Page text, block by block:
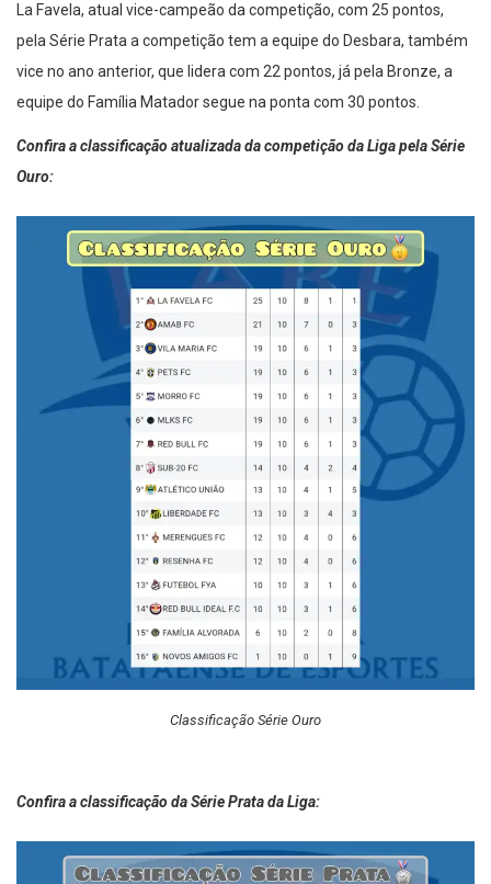
La Favela, atual vice-campeão da competição, com 25 pontos,
pela Série Prata a competição tem a equipe do Desbara, também
vice no ano anterior, que lidera com 22 pontos, já pela Bronze, a
equipe do Família Matador segue na ponta com 30 pontos.
Confira a classificação atualizada da competição da Liga pela Série
Ouro:
Classificação Série Ouro
Confira a classificação da Série Prata da Liga: